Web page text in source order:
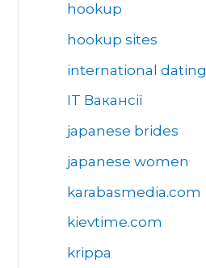
hookup
hookup sites
international dating
IT Вакансії
japanese brides
japanese women
karabasmedia.com
kievtime.com
krippa